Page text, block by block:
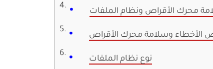
محرك الأقراص ونظام الملفات
الأخطاء وسلامة محرك الأقراص
نوع نظام الملفات